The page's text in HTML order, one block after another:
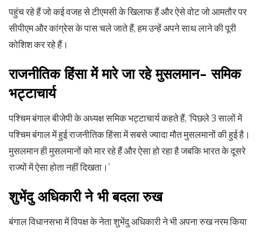
पहुंच रहे हैं जो कई वजह से टीएमसी के खिलाफ हैं और ऐसे वोट जो आमतौर पर
सीपीएम और कांग्रेस के पास चले जाते हैं, हम उन्हें अपने साथ लाने की पूरी
कोशिश कर रहे हैं।
राजनीतिक हिंसा में मारे जा रहे मुसलमान- समिक
भट्टाचार्य
पश्चिम बंगाल बीजेपी के अध्यक्ष समिक भट्टाचार्य कहते हैं, ‘पिछले 3 सालों में
पश्चिम बंगाल में हुई राजनीतिक हिंसा में सबसे ज्यादा मौत मुसलमानों की हुई है।
मुसलमान ही मुसलमानों को मार रहे हैं और ऐसा हो रहा है जबकि भारत के दूसरे
राज्यों में ऐसा होता नहीं दिखता।’
शुभेंदु अधिकारी ने भी बदला रुख
बंगाल विधानसभा में विपक्ष के नेता शुभेंदु अधिकारी ने भी अपना रुख नरम किया